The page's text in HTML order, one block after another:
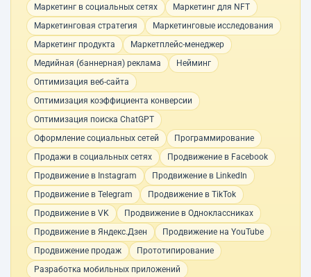
Маркетинг в социальных сетях
Маркетинг для NFT
Маркетинговая стратегия
Маркетинговые исследования
Маркетинг продукта
Маркетплейс-менеджер
Медийная (баннерная) реклама
Нейминг
Оптимизация веб-сайта
Оптимизация коэффициента конверсии
Оптимизация поиска ChatGPT
Оформление социальных сетей
Программирование
Продажи в социальных сетях
Продвижение в Facebook
Продвижение в Instagram
Продвижение в LinkedIn
Продвижение в Telegram
Продвижение в TikTok
Продвижение в VK
Продвижение в Одноклассниках
Продвижение в Яндекс.Дзен
Продвижение на YouTube
Продвижение продаж
Прототипирование
Разработка мобильных приложений